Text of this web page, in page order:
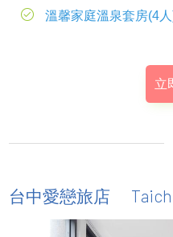
溫馨家庭溫泉套房(4
立
台中愛戀旅店